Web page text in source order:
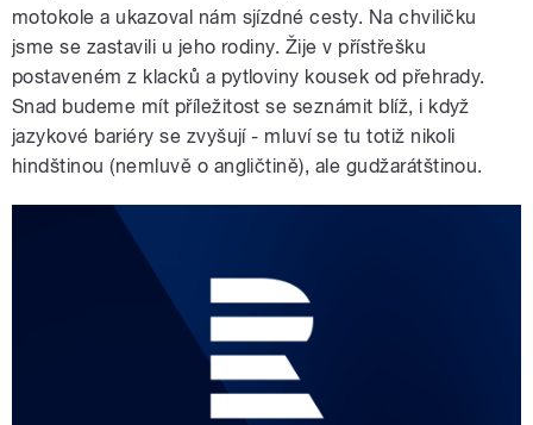
motokole a ukazoval nám sjízdné cesty. Na chviličku
jsme se zastavili u jeho rodiny. Žije v přístřešku
postaveném z klacků a pytloviny kousek od přehrady.
Snad budeme mít příležitost se seznámit blíž, i když
jazykové bariéry se zvyšují - mluví se tu totiž nikoli
hindštinou (nemluvě o angličtině), ale gudžarátštinou.